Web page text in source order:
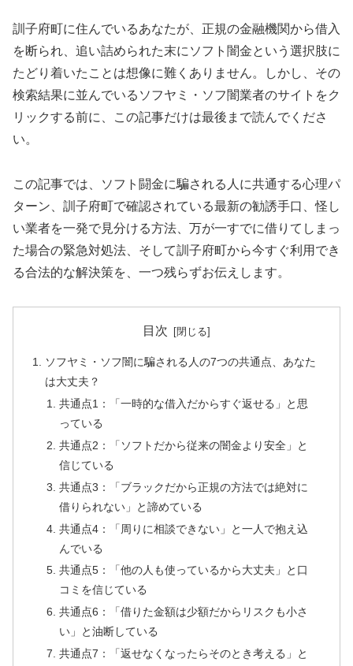
訓子府町に住んでいるあなたが、正規の金融機関から借入
を断られ、追い詰められた末にソフト闇金という選択肢に
たどり着いたことは想像に難くありません。しかし、その
検索結果に並んでいるソフヤミ・ソフ闇業者のサイトをク
リックする前に、この記事だけは最後まで読んでくださ
い。
この記事では、ソフト闘金に騙される人に共通する心理パ
ターン、訓子府町で確認されている最新の勧誘手口、怪し
い業者を一発で見分ける方法、万が一すでに借りてしまっ
た場合の緊急対処法、そして訓子府町から今すぐ利用でき
る合法的な解決策を、一つ残らずお伝えします。
目次
ソフヤミ・ソフ闇に騙される人の7つの共通点、あなた
は大丈夫？
共通点1：「一時的な借入だからすぐ返せる」と思
っている
共通点2：「ソフトだから従来の闇金より安全」と
信じている
共通点3：「ブラックだから正規の方法では絶対に
借りられない」と諦めている
共通点4：「周りに相談できない」と一人で抱え込
んでいる
共通点5：「他の人も使っているから大丈夫」と口
コミを信じている
共通点6：「借りた金額は少額だからリスクも小さ
い」と油断している
共通点7：「返せなくなったらそのとき考える」と